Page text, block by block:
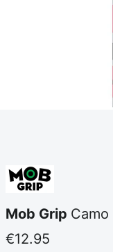
Mob Grip
€12.95